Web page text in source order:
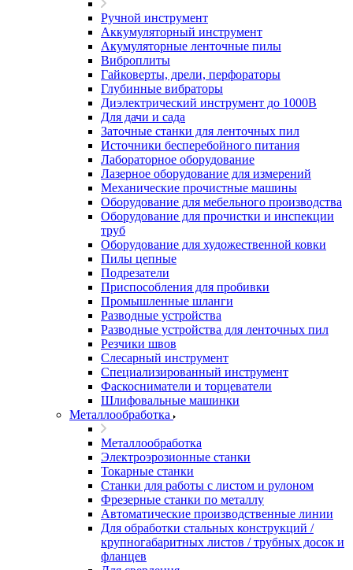
Ручной инструмент
Аккумуляторный инструмент
Акумуляторные ленточные пилы
Виброплиты
Гайковерты, дрели, перфораторы
Глубинные вибраторы
Диэлектрический инструмент до 1000В
Для дачи и сада
Заточные станки для ленточных пил
Источники бесперебойного питания
Лабораторное оборудование
Лазерное оборудование для измерений
Механические прочистные машины
Оборудование для мебельного производства
Оборудование для прочистки и инспекции
труб
Оборудование для художественной ковки
Пилы цепные
Подрезатели
Приспособления для пробивки
Промышленные шланги
Разводные устройства
Разводные устройства для ленточных пил
Резчики швов
Слесарный инструмент
Специализированный инструмент
Фаскосниматели и торцеватели
Шлифовальные машинки
Металлообработка
Металлообработка
Электроэрозионные станки
Токарные станки
Станки для работы с листом и рулоном
Фрезерные станки по металлу
Автоматические производственные линии
Для обработки стальных конструкций /
крупногабаритных листов / трубных досок и
фланцев